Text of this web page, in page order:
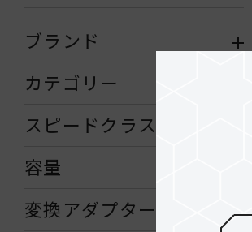
ブランド
カテゴリー
スピードクラス
容量
変換アダプター